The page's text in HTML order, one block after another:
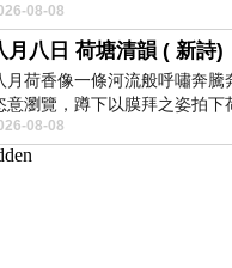
如親，說的這麼好聽，實際上
08-08
月八日 荷塘清韻 ( 新詩)
月荷香像一條河流般呼嘯奔騰
意瀏覽，蹲下以膜拜之姿拍下
我把美麗的遐想掛在亭亭葉柄
08-08